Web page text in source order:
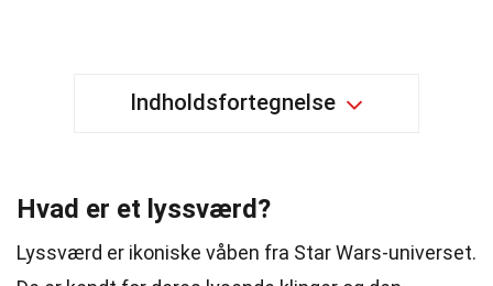
Indholdsfortegnelse
Hvad er et lyssværd?
Lyssværd er ikoniske våben fra Star Wars-universet.